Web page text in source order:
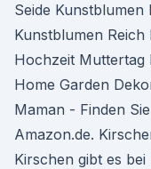
Seide Kunstblumen
Kunstblumen
Hochzeit Muttertag
Home Garden
Maman - Finden
Amazon.de.
Kirschen gibt es